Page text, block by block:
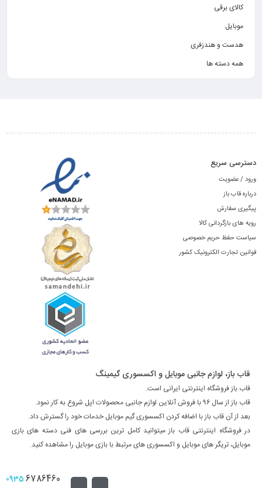
کالای برقی
موبایل
هدست و هندزفری
همه دسته ها
دسترسی سریع
ورود / عضویت
درباره قاب باز
پیگیری سفارش
رویه های بازگردانی کالا
سیاست حفظ حریم خصوصی
قوانین تجارت الکترونیک کشور
قاب باز، لوازم جانبی موبایل و اکسسوری گیمینگ
قاب باز فروشگاه اینترنتی ایرانی است.
قاب باز از سال ۹۶ با فروش آنلاین لوازم جانبی محصولات اپل شروع به کار نمود.
بعد از آن قاب باز با اضافه کردن اکسسوری گیم موبایل خدمات خود را گسترش داد.
در فروشگاه اینترنتی قاب باز میتوانید کامل ترین بررسی های فنی دسته های بازی
موبایل، تریگر های موبایل و اکسسوری های مرتبط با بازی موبایل را مشاهده کنید.
6786460
0935